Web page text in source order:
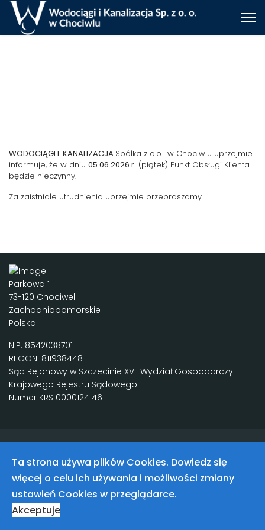
WODOCIĄGI I KANALIZACJA Spółka z o.o. w Chociwlu uprzejmie
informuje, że w dniu 05.06.2026 r. (piątek) Punkt Obsługi Klienta
będzie nieczynny.
Za zaistniałe utrudnienia uprzejmie przepraszamy.
Parkowa 1
73-120 Chociwel
Zachodniopomorskie
Polska
NIP: 8542038701
REGON: 811938448
Sąd Rejonowy w Szczecinie XVII Wydział Gospodarczy
Krajowego Rejestru Sądowego
Numer KRS 0000124146
Ta strona używa plików Cookies. Dowiedz się
więcej o celu ich używania i możliwości zmiany
ustawień Cookies w przeglądarce.
Akceptuje